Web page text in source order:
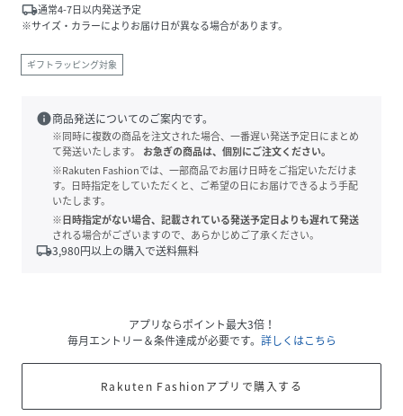
local_shipping通常4-7日以内発送予定
※サイズ・カラーによりお届け日が異なる場合があります。
ギフトラッピング対象
info商品発送についてのご案内です。
※同時に複数の商品を注文された場合、一番遅い発送予定日にまとめ
て発送いたします。
お急ぎの商品は、個別にご注文ください。
※Rakuten Fashionでは、一部商品でお届け日時をご指定いただけま
す。日時指定をしていただくと、ご希望の日にお届けできるよう手配
いたします。
※日時指定がない場合、記載されている発送予定日よりも遅れて発送
される場合がございますので、あらかじめご了承ください。
local_shipping3,980円以上の購入で送料無料
アプリならポイント最大3倍！
毎月エントリー＆条件達成が必要です。 詳しくはこちら
Rakuten Fashionアプリで購入する